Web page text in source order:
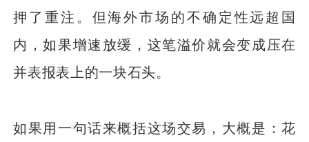
押了重注。但海外市场的不确定性远超国
内，如果增速放缓，这笔溢价就会变成压在
并表报表上的一块石头。
如果用一句话来概括这场交易，大概是：花